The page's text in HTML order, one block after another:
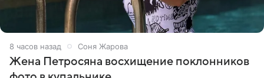
8 часов назад Соня Жарова
Жена Петросяна восхищение поклонников